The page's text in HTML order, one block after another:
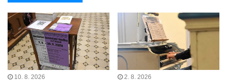
10. 8. 2026 2. 8. 2026